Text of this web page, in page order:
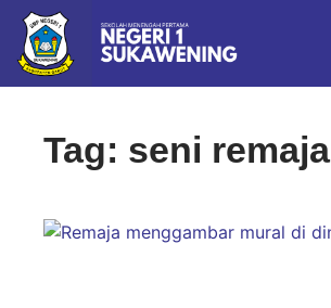
Tag: seni remaja